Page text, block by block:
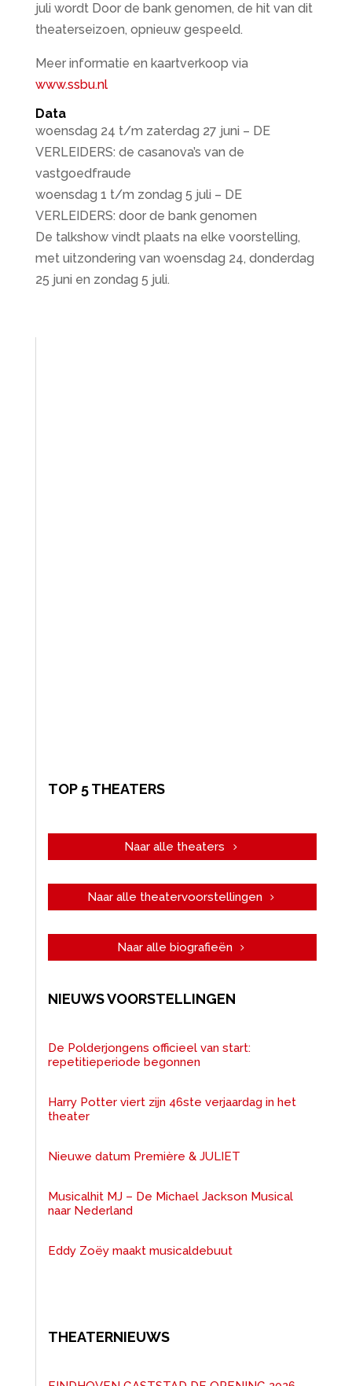
juli wordt Door de bank genomen, de hit van dit
theaterseizoen, opnieuw gespeeld.
Meer informatie en kaartverkoop via
www.ssbu.nl
Data
woensdag 24 t/m zaterdag 27 juni – DE
VERLEIDERS: de casanova’s van de
vastgoedfraude
woensdag 1 t/m zondag 5 juli – DE
VERLEIDERS: door de bank genomen
De talkshow vindt plaats na elke voorstelling,
met uitzondering van woensdag 24, donderdag
25 juni en zondag 5 juli.
TOP 5 THEATERS
Naar alle theaters
Naar alle theatervoorstellingen
Naar alle biografieën
NIEUWS VOORSTELLINGEN
De Polderjongens officieel van start:
repetitieperiode begonnen
Harry Potter viert zijn 46ste verjaardag in het
theater
Nieuwe datum Première & JULIET
Musicalhit MJ – De Michael Jackson Musical
naar Nederland
Eddy Zoëy maakt musicaldebuut
THEATERNIEUWS